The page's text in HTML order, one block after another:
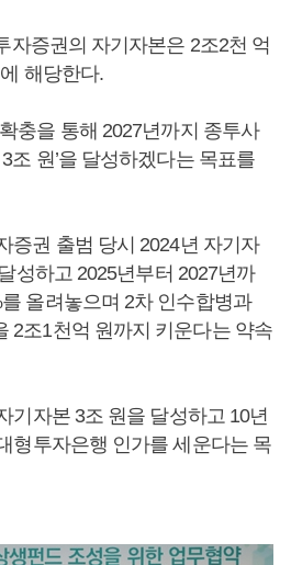
자증권의 자기자본은 2조2천 억
해당한다.
충을 통해 2027년까지 종투사
조 원’을 달성하겠다는 목표를
증권 출범 당시 2024년 자기자
성하고 2025년부터 2027년까
올려놓으며 2차 인수합병과
2조1천억 원까지 키운다는 약속
기자본 3조 원을 달성하고 10년
형투자은행 인가를 세운다는 목